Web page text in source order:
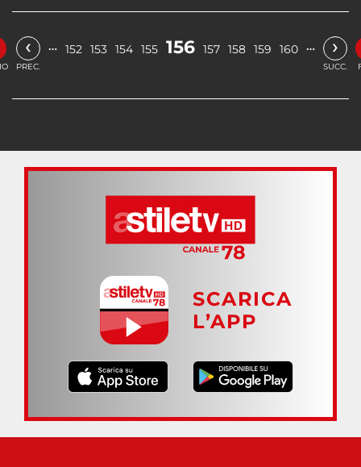
‹
PREC.
… 152 153 154 155 156 157 158 159 160 … ›
SUCC.
SCARICA
L’APP